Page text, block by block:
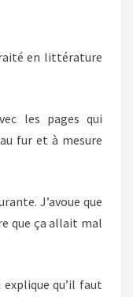
en littérature
les pages qui
fur et à mesure
J’avoue que
que ça allait mal
qu’il faut